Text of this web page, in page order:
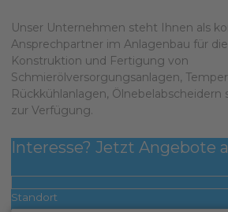
Unser Unternehmen steht Ihnen als
Ansprechpartner im Anlagenbau für
Konstruktion und Fertigung von
Schmierölversorgungsanlagen,
Rückkühlanlagen, Ölnebelabscheidern
zur Verfügung.
Interesse? Jetzt Angebote
Standort